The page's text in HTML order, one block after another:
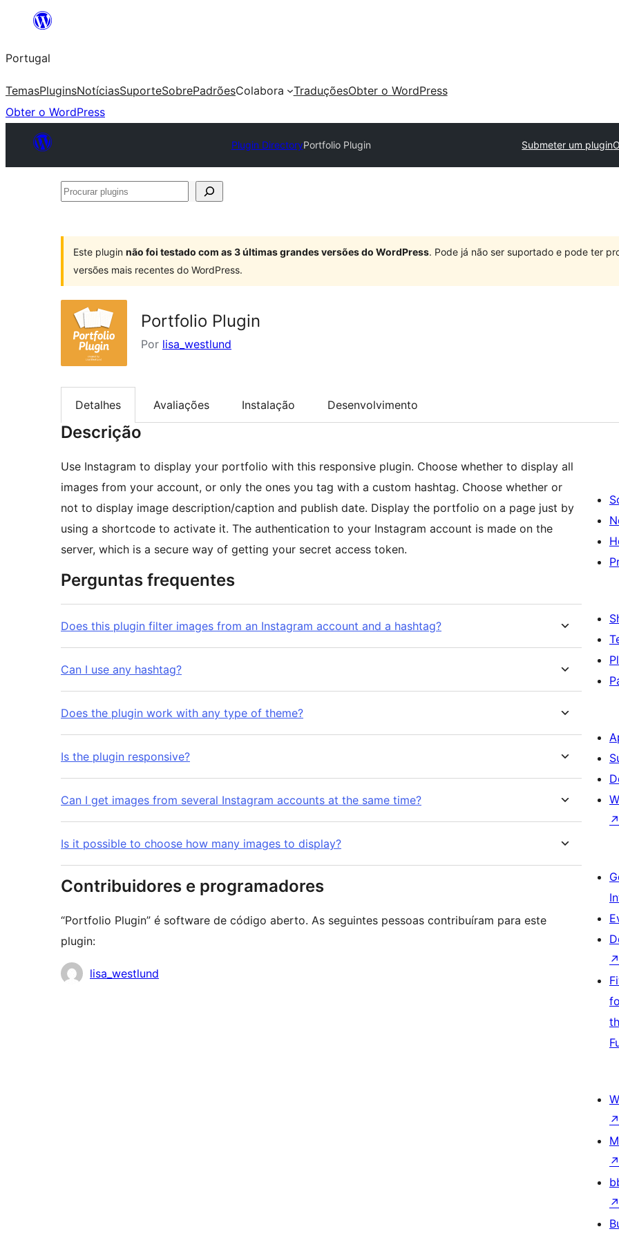
Saltar
o
conteúdo
Portugal
TemasPluginsNotíciasSuporteSobrePadrõesColabora TraduçõesObter o WordPress
Obter o WordPress
Plugin DirectoryPortfolio Plugin Submeter um plugin
Procurar
Este plugin não foi testado com as 3 últimas grandes versões do WordPress. Pode já não ser suportado e pode ter
versões mais recentes do WordPress.
Portfolio Plugin
Por lisa_westlund
Detalhes Avaliações Instalação Desenvolvimento
Descrição
Use Instagram to display your portfolio with this responsive plugin. Choose whether to display all
images from your account, or only the ones you tag with a custom hashtag. Choose whether or
not to display image description/caption and publish date. Display the portfolio on a page just by
using a shortcode to activate it. The authentication to your Instagram account is made on the
server, which is a secure way of getting your secret access token.
Perguntas frequentes
Does this plugin filter images from an Instagram account and a hashtag?
Can I use any hashtag?
Does the plugin work with any type of theme?
Is the plugin responsive?
Can I get images from several Instagram accounts at the same time?
Is it possible to choose how many images to display?
Contribuidores e programadores
“Portfolio Plugin” é software de código aberto. As seguintes pessoas contribuíram para este
plugin:
Contribuidores
lisa_westlund
↗
↗
↗
↗
↗